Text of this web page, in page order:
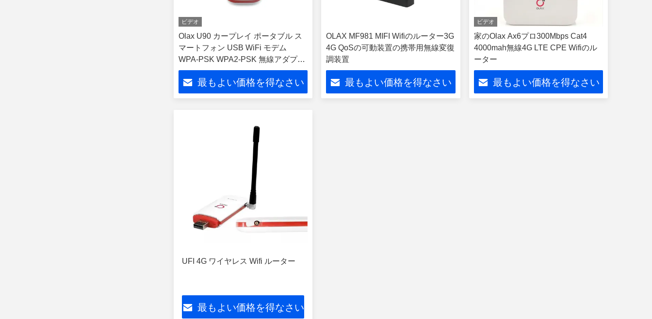
ビデオ
Olax U90 カープレイ ポータブル ス
マートフォン USB WiFi モデム
WPA-PSK WPA2-PSK 無線アダプタ
ー PC用
最もよい価格を得なさい
OLAX MF981 MIFI Wifiのルーター3G
4G QoSの可動装置の携帯用無線変復
調装置
最もよい価格を得なさい
ビデオ
家のOlax Ax6プロ300Mbps Cat4
4000mah無線4G LTE CPE Wifiのル
ーター
最もよい価格を得なさい
UFI 4G ワイヤレス Wifi ルーター
最もよい価格を得なさい